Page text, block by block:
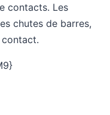
contacts. Les
chutes de barres,